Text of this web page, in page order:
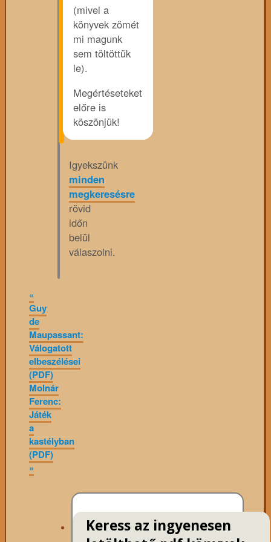
(mivel a
könyvek zömét
mi magunk
sem töltöttük
le).
Megértéseteket
előre is
köszönjük!
Igyekszünk
minden
megkeresésre
rövid
időn
belül
válaszolni.
«
Guy
de
Maupassant:
Válogatott
elbeszélései
(PDF)
Molnár
Ferenc:
Játék
a
kastélyban
(PDF)
»
Keress az ingyenesen